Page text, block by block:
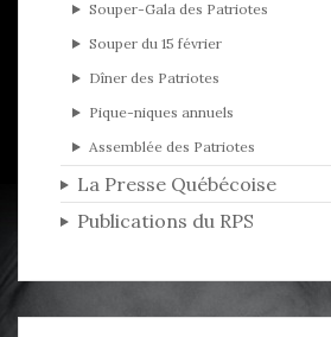
Souper-Gala des Patriotes
Souper du 15 février
Dîner des Patriotes
Pique-niques annuels
Assemblée des Patriotes
La Presse Québécoise
Publications du RPS